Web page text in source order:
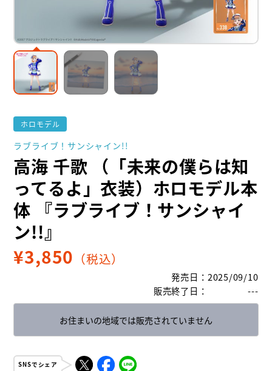
ホロモデル
ラブライブ！サンシャイン!!
高海 千歌 （「未来の僕らは知
ってるよ」衣装）ホロモデル本
体 『ラブライブ！サンシャイ
ン!!』
¥3,850 （税込）
発売日 ： 2025/09/10
販売終了日 ： ---
お住まいの地域では販売されていません
SNSでシェア